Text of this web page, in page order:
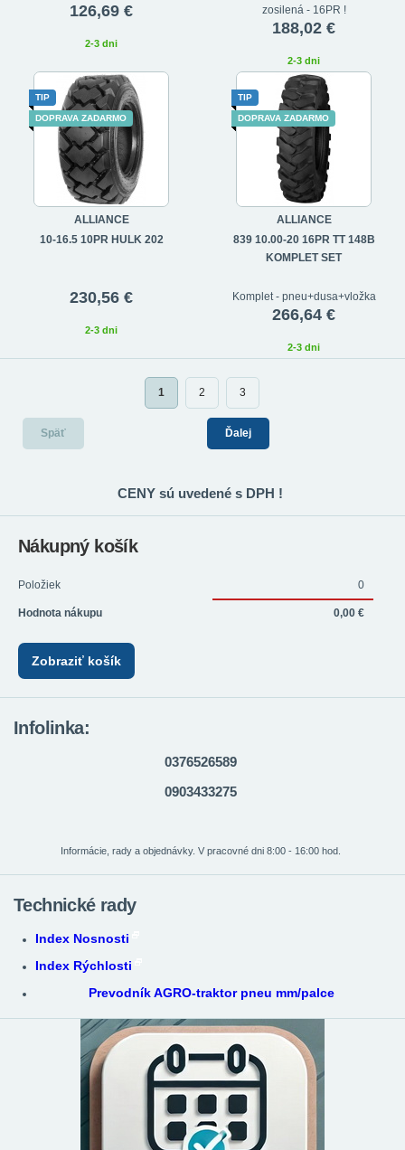
126,69 €
2-3 dni
zosilená - 16PR !
188,02 €
2-3 dni
ALLIANCE
10-16.5 10PR HULK 202
TIP
DOPRAVA ZADARMO
230,56 €
2-3 dni
ALLIANCE
839 10.00-20 16PR TT 148B
KOMPLET SET
TIP
DOPRAVA ZADARMO
Komplet - pneu+dusa+vložka
266,64 €
2-3 dni
1 2 3
Späť Ďalej
CENY sú uvedené s DPH !
Nákupný košík
Položiek 0
Hodnota nákupu 0,00 €
Zobraziť košík
Infolinka:
0376526589
0903433275
Informácie, rady a objednávky. V pracovné dni 8:00 - 16:00 hod.
Technické rady
Index Nosnosti
Index Rýchlosti
Prevodník AGRO-traktor pneu mm/palce